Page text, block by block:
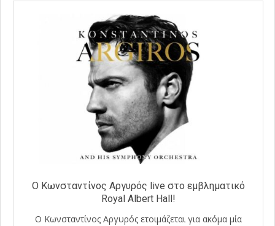
Ο Κωνσταντίνος Αργυρός live στο εμβληματικό
Royal Albert Hall!
Ο Κωνσταντίνος Αργυρός ετοιμάζεται για ακόμα μία